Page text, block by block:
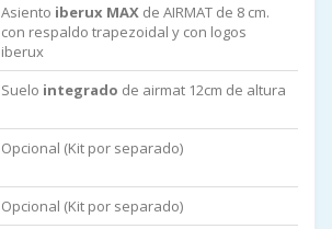
Asiento iberux MAX de AIRMAT de 8 cm.
con respaldo trapezoidal y con logos
iberux
Suelo integrado de airmat 12cm de altura
Opcional (Kit por separado)
Opcional (Kit por separado)